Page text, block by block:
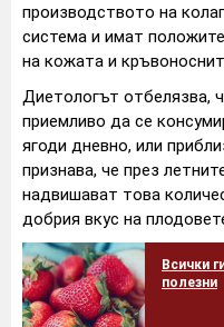
производството на
система и имат
на кожата и
Диетологът отбелязва,
приемливо да се
ягоди дневно, или
признава, че през
надвишават това
добрия вкус на
Всички
полезни